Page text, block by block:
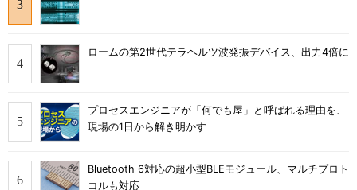
ロームの第2世代テラヘルツ波発振デバイス、出力4倍に
プロセスエンジニアが「何でも屋」と呼ばれる理由を、
現場の1日から解き明かす
Bluetooth 6対応の超小型BLEモジュール、マルチプロト
コルも対応